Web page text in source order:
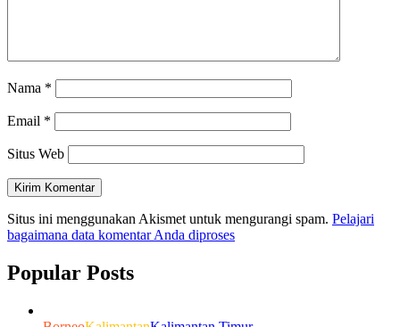
Nama *
Email *
Situs Web
Situs ini menggunakan Akismet untuk mengurangi spam. Pelajari
bagaimana data komentar Anda diproses
Popular Posts